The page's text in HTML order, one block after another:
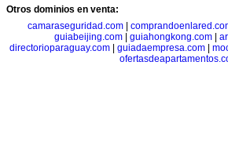
Otros dominios en venta:
camaraseguridad.com
guiabeijing.com
guiahongkong.com
directorioparaguay.com| guiadaempresa.com|